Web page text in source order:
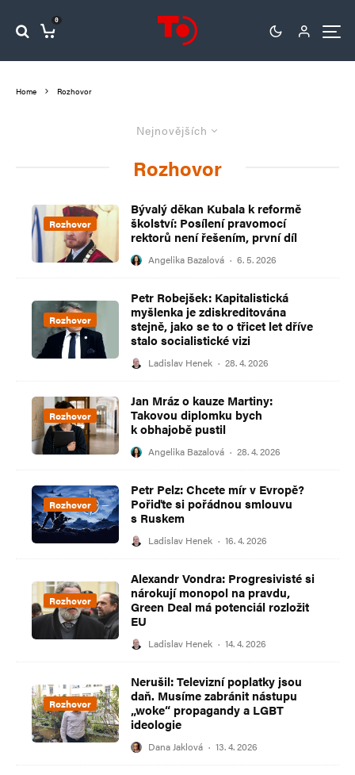
0
Home Rozhovor
Nejnovějších
Rozhovor
Rozhovor
Bývalý děkan Kubala k reformě
školství: Posílení pravomocí
rektorů není řešením, první díl
Angelika Bazalová · 6. 5. 2026
Rozhovor
Petr Robejšek: Kapitalistická
myšlenka je zdiskreditována
stejně, jako se to o třicet let dříve
stalo socialistické vizi
Ladislav Henek · 28. 4. 2026
Rozhovor
Jan Mráz o kauze Martiny:
Takovou diplomku bych
k obhajobě pustil
Angelika Bazalová · 28. 4. 2026
Rozhovor
Petr Pelz: Chcete mír v Evropě?
Pořiďte si pořádnou smlouvu
s Ruskem
Ladislav Henek · 16. 4. 2026
Rozhovor
Alexandr Vondra: Progresivisté si
nárokují monopol na pravdu,
Green Deal má potenciál rozložit
EU
Ladislav Henek · 14. 4. 2026
Rozhovor
Nerušil: Televizní poplatky jsou
daň. Musíme zabránit nástupu
„woke“ propagandy a LGBT
ideologie
Dana Jaklová · 13. 4. 2026